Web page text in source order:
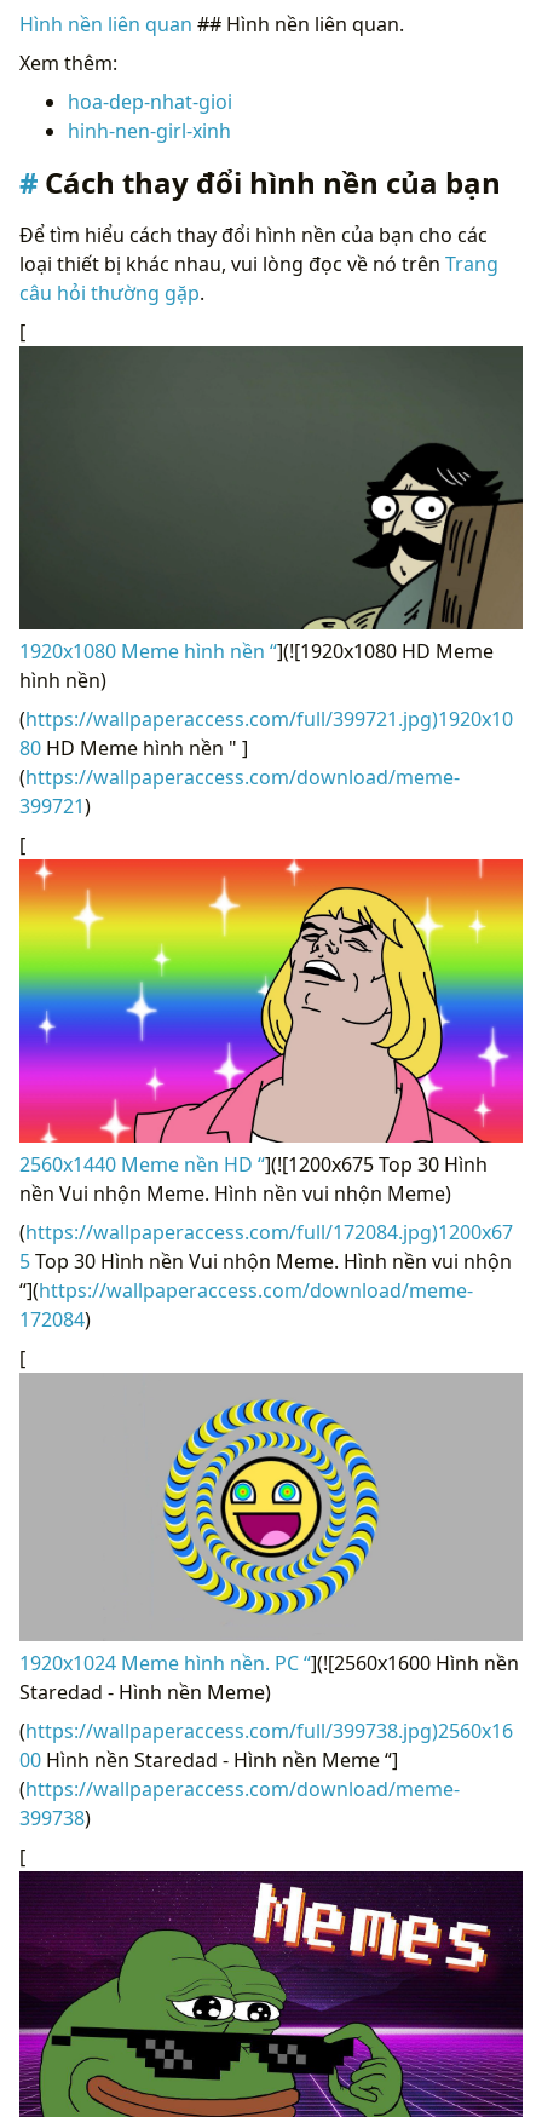
Hình nền liên quan ## Hình nền liên quan.
Xem thêm:
hoa-dep-nhat-gioi
hinh-nen-girl-xinh
Cách thay đổi hình nền của bạn
Để tìm hiểu cách thay đổi hình nền của bạn cho các
loại thiết bị khác nhau, vui lòng đọc về nó trên Trang
câu hỏi thường gặp.
[
1920x1080 Meme hình nền “](![1920x1080 HD Meme
hình nền)
(https://wallpaperaccess.com/full/399721.jpg)1920x10
80 HD Meme hình nền " ]
(https://wallpaperaccess.com/download/meme-
399721)
[
2560x1440 Meme nền HD “](![1200x675 Top 30 Hình
nền Vui nhộn Meme. Hình nền vui nhộn Meme)
(https://wallpaperaccess.com/full/172084.jpg)1200x67
5Top 30 Hình nền Vui nhộn Meme. Hình nền vui nhộn
“](https://wallpaperaccess.com/download/meme-
172084)
[
1920x1024 Meme hình nền. PC “](![2560x1600 Hình nền
Staredad - Hình nền Meme)
(https://wallpaperaccess.com/full/399738.jpg)2560x16
00 Hình nền Staredad - Hình nền Meme “]
(https://wallpaperaccess.com/download/meme-
399738)
[